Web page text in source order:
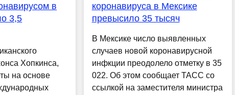
в
3,5
Хопкинса,
на основе
коронавируса в Мексике
превысило 35 тысяч
В Мексике число выявленных
случаев новой коронавирусной
инфкции преодолело отметку в 35
022. Об этом сообщает ТАСС со
ссылкой на заместителя министра